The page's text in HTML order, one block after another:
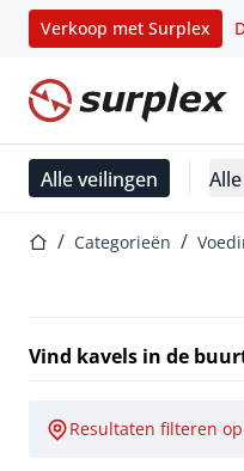
Verkoop met Surplex
Startpagina
Alle veilingen
StartpaginaCategorieën
Vind kavels in de
Resultaten filteren